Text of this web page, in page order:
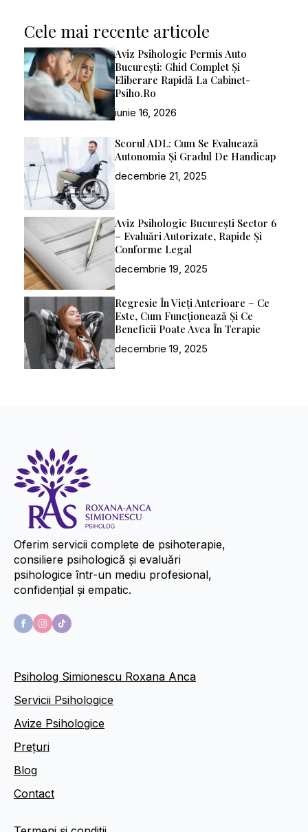
Cele mai recente articole
Aviz Psihologic Permis Auto
București: Ghid Complet Și
Eliberare Rapidă La Cabinet-
Psiho.ro
iunie 16, 2026
Scorul ADL: Cum Se Evaluează
Autonomia Și Gradul De Handicap
decembrie 21, 2025
Aviz Psihologic București Sector 6
– Evaluări Autorizate, Rapide Și
Conforme Legal
decembrie 19, 2025
Regresie În Vieți Anterioare – Ce
Este, Cum Funcționează Și Ce
Beneficii Poate Avea În Terapie
decembrie 19, 2025
Oferim servicii complete de psihoterapie,
consiliere psihologică și evaluări
psihologice într-un mediu profesional,
confidențial și empatic.
Psiholog Simionescu Roxana Anca
Servicii Psihologice
Avize Psihologice
Prețuri
Blog
Contact